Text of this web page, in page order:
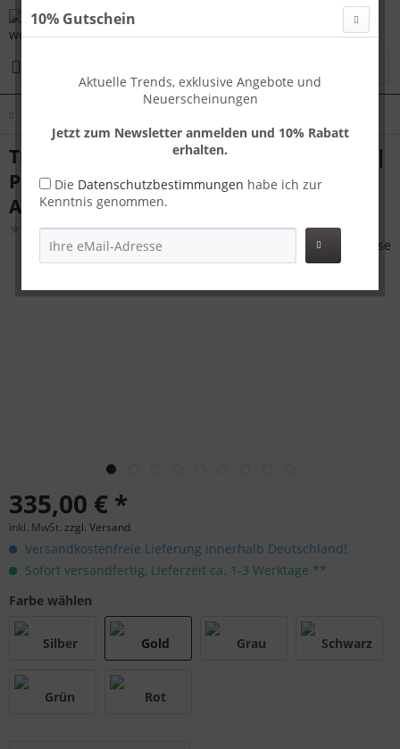
Travelhouse London Kofferset S+L Gold |
Polycarbonat-Hartschale | TSA-Schloss,
Aluminiumrahmen
335,00 € *
inkl. MwSt. zzgl. Versand
Versandkostenfreie Lieferung innerhalb Deutschland!
Sofort versandfertig, Lieferzeit ca. 1-3 Werktage **
Farbe wählen
10% Gutschein
Aktuelle Trends, exklusive Angebote und
Neuerscheinungen
Jetzt zum Newsletter anmelden und 10% Rabatt
erhalten.
Die Datenschutzbestimmungen habe ich zur
Kenntnis genommen.